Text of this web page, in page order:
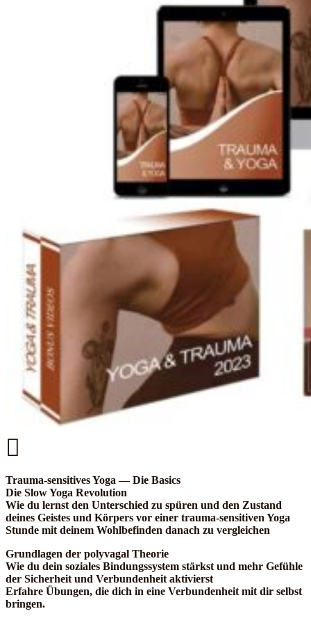

Trauma-sensitives Yoga — Die Basics
Die Slow Yoga Revolution
Wie du lernst den Unterschied zu spüren und den Zustand
deines Geistes und Körpers vor einer trauma-sensitiven Yoga
Stunde mit deinem Wohlbefinden danach zu vergleichen
Grundlagen der polyvagal Theorie
Wie du dein soziales Bindungssystem stärkst und mehr Gefühle
der Sicherheit und Verbundenheit aktivierst
Erfahre Übungen, die dich in eine Verbundenheit mit dir selbst
bringen.